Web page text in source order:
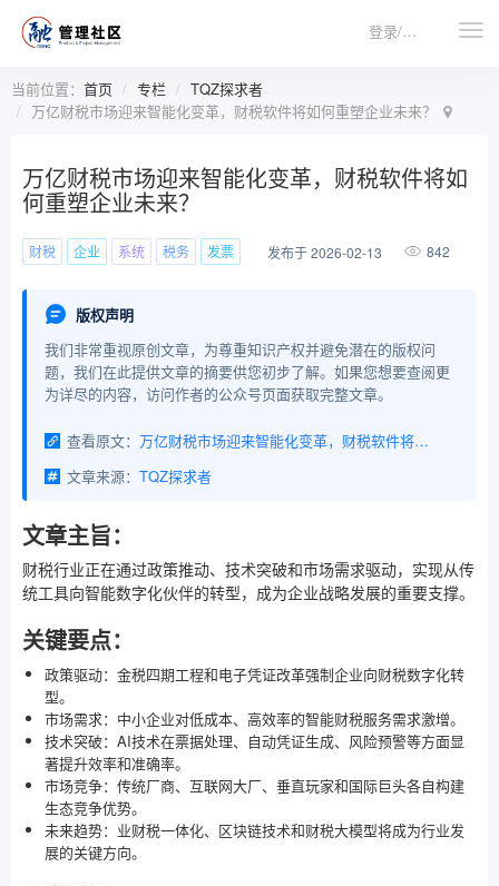
登录/注册
当前位置： 首页 专栏
TQZ探求者
万亿财税市场迎来智能化变革，财税软件将如何重塑企业未来？
万亿财税市场迎来智能化变革，财税软件将如
何重塑企业未来？
财税 企业 系统 税务 发票 发布于 2026-02-13 842
版权声明
我们非常重视原创文章，为尊重知识产权并避免潜在的版权问
题，我们在此提供文章的摘要供您初步了解。如果您想要查阅更
为详尽的内容，访问作者的公众号页面获取完整文章。
查看原文：
万亿财税市场迎来智能化变革，财税软件将如何重塑企业未来？
文章来源： TQZ探求者
文章主旨：
财税行业正在通过政策推动、技术突破和市场需求驱动，实现从传
统工具向智能数字化伙伴的转型，成为企业战略发展的重要支撑。
关键要点：
政策驱动：金税四期工程和电子凭证改革强制企业向财税数字化转
型。
市场需求：中小企业对低成本、高效率的智能财税服务需求激增。
技术突破：AI技术在票据处理、自动凭证生成、风险预警等方面显
著提升效率和准确率。
市场竞争：传统厂商、互联网大厂、垂直玩家和国际巨头各自构建
生态竞争优势。
未来趋势：业财税一体化、区块链技术和财税大模型将成为行业发
展的关键方向。